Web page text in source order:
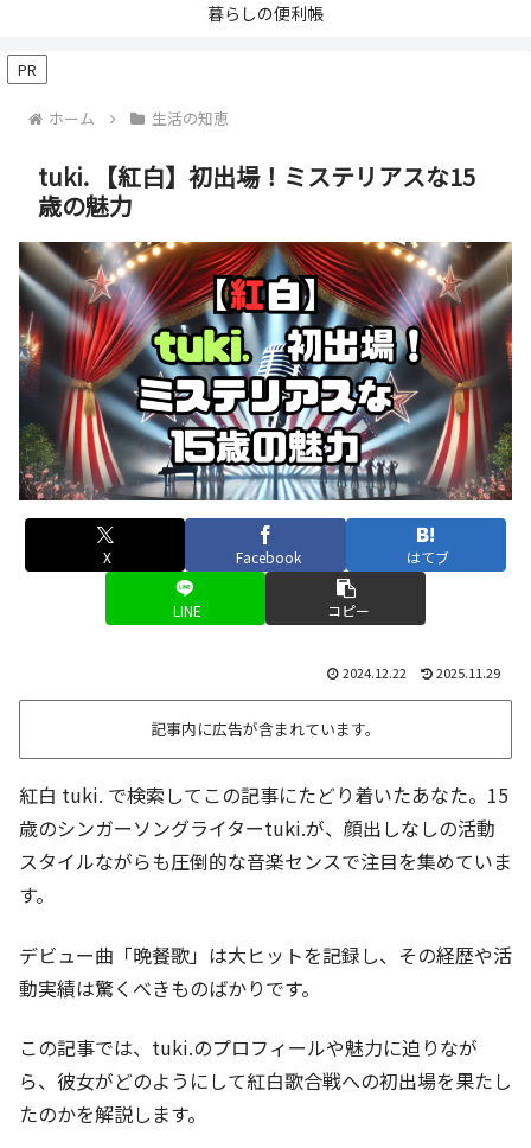
暮らしの便利帳
PR
ホーム 生活の知恵
tuki. 【紅白】初出場！ミステリアスな15
歳の魅力
X Facebook はてブ
LINE コピー
2024.12.22 2025.11.29
記事内に広告が含まれています。
紅白 tuki. で検索してこの記事にたどり着いたあなた。15
歳のシンガーソングライターtuki.が、顔出しなしの活動
スタイルながらも圧倒的な音楽センスで注目を集めていま
す。
デビュー曲「晩餐歌」は大ヒットを記録し、その経歴や活
動実績は驚くべきものばかりです。
この記事では、tuki.のプロフィールや魅力に迫りなが
ら、彼女がどのようにして紅白歌合戦への初出場を果たし
たのかを解説します。